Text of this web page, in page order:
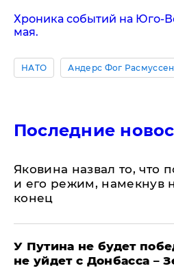
Хроника событий на Юго-
мая.
НАТО Андерс Фог Расмуссен
Последние
Яковина назвал то, что
и его режим, намекнув
конец
У Путина не будет
не уйдет с Донбасса –